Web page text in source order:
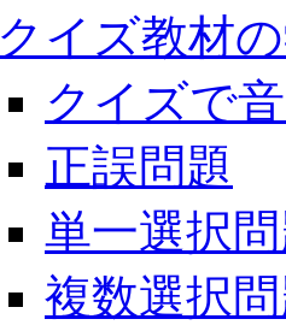
クイズ教材
クイズで
正誤問題
単一選択
複数選択